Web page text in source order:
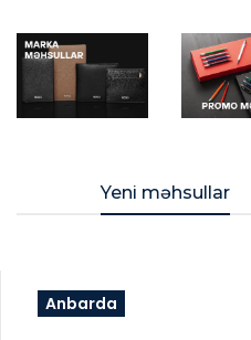
Yeni məhsullar
Anbarda